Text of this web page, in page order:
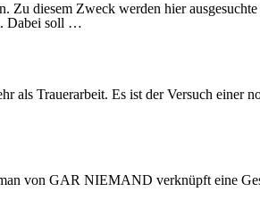
Zu diesem Zweck werden hier
Dabei soll …
als Trauerarbeit. Es ist der Versuch einer
von GAR NIEMAND verknüpft eine